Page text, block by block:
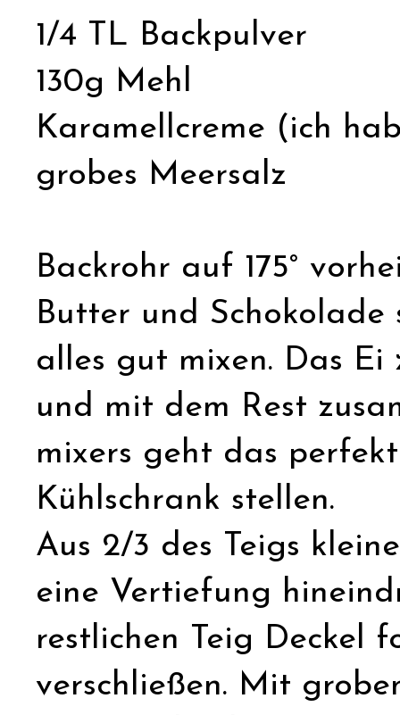
1/4 TL Backpulver
130g Mehl
Karamellcreme (ich
grobes Meersalz
Backrohr auf 175°
Butter und Schokolade
alles gut mixen. Das Ei
und mit dem Rest
mixers geht das
Kühlschrank stellen.
Aus 2/3 des Teigs
eine Vertiefung
restlichen Teig Deckel
verschließen. Mit